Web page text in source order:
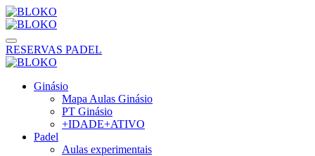
RESERVAS PADEL
Ginásio
Mapa Aulas Ginásio
PT Ginásio
+IDADE+ATIVO
Padel
Aulas experimentais